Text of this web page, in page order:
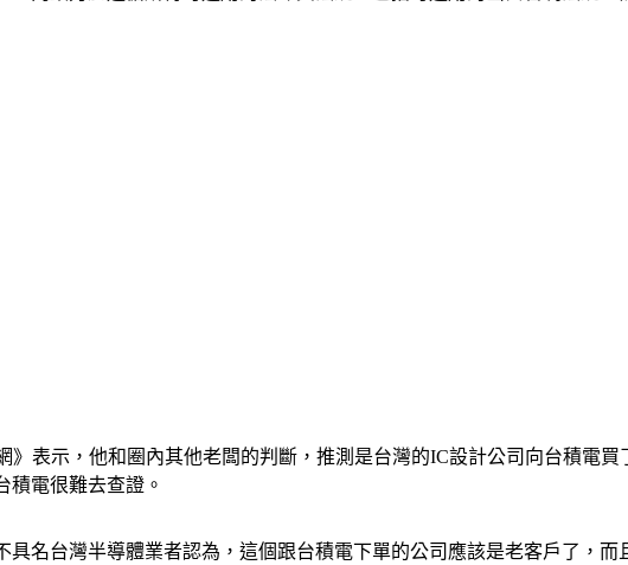
》表示，他和圈內其他老闆的判斷，推測是台灣的IC設計公司向台積電
積電很難去查證。
名台灣半導體業者認為，這個跟台積電下單的公司應該是老客戶了，